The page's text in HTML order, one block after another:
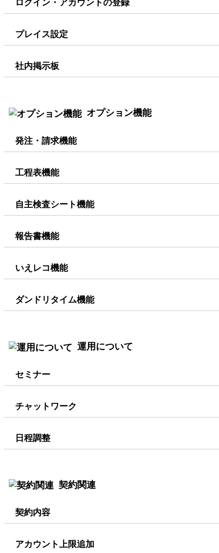
ログイン・アカウントの登録
プレイス設定
社内掲示板
オプション機能
発注・請求機能
工程表機能
自主検査シート機能
報告書機能
いえレコ機能
ダンドリタイム機能
運用について
セミナー
チャットワーク
日程調整
契約関連
契約内容
アカウント上限追加